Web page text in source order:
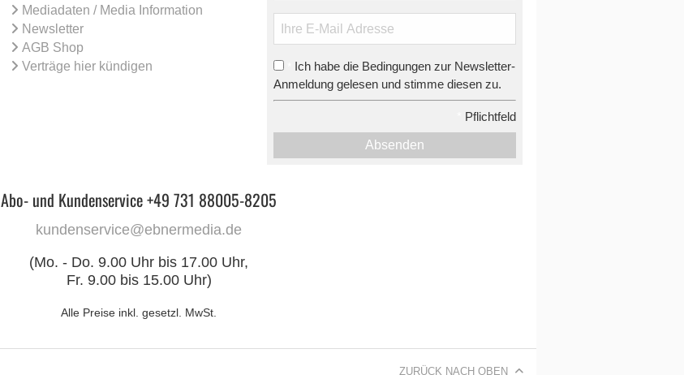
Mediadaten / Media Information
Newsletter
AGB Shop
Verträge hier kündigen
Ich habe die Bedingungen zur Newsletter-
Anmeldung gelesen und stimme diesen zu.
Pflichtfeld
Absenden
Abo- und Kundenservice +49 731 88005-8205
kundenservice@ebnermedia.de
(Mo. - Do. 9.00 Uhr bis 17.00 Uhr,
Fr. 9.00 bis 15.00 Uhr)
Alle Preise inkl. gesetzl. MwSt.
ZURÜCK NACH OBEN